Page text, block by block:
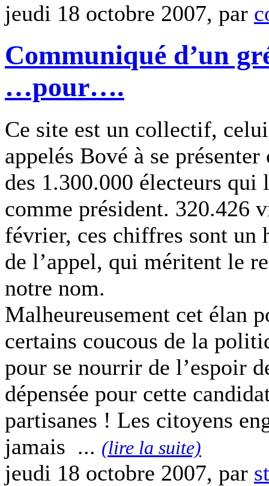
jeudi 18 octobre 2007, par
Communiqué d’un
…pour….
Ce site est un collectif,
appelés Bové à se
des 1.300.000 électeurs
comme président. 320.426
février, ces chiffres sont un
de l’appel, qui méritent le
notre nom.
Malheureusement cet élan
certains coucous de la
pour se nourrir de l’espoir
dépensée pour cette
partisanes ! Les citoyens
jamais ... (lire la suite)
jeudi 18 octobre 2007, par